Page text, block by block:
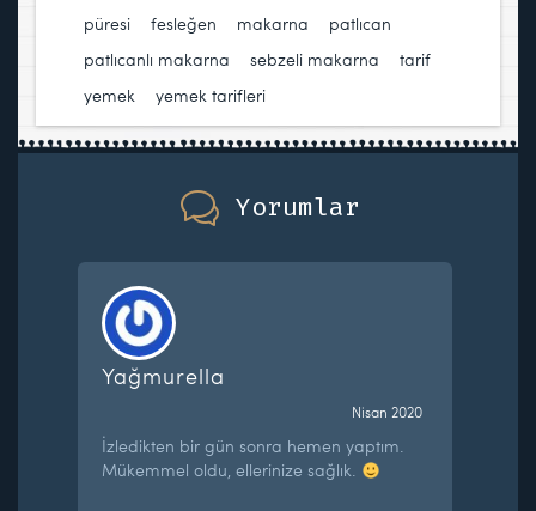
püresi
fesleğen makarna patlıcan
patlıcanlı makarna
sebzeli makarna tarif
yemek
yemek tarifleri
Yorumlar
Yağmurella
Nisan 2020
İzledikten bir gün sonra hemen yaptım.
Mükemmel oldu, ellerinize sağlık.